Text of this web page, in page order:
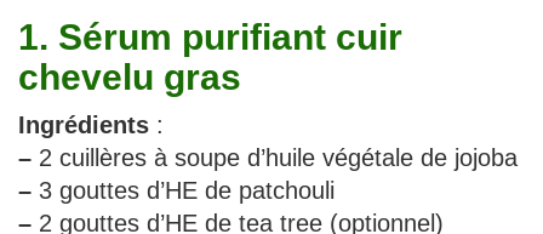
1. Sérum purifiant cuir
chevelu gras
Ingrédients :
– 2 cuillères à soupe d’huile végétale de jojoba
– 3 gouttes d’HE de patchouli
– 2 gouttes d’HE de tea tree (optionnel)